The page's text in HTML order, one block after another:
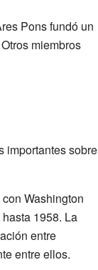
Pons fundó un
miembros
importantes sobre
Washington
1958. La
entre
entre ellos.